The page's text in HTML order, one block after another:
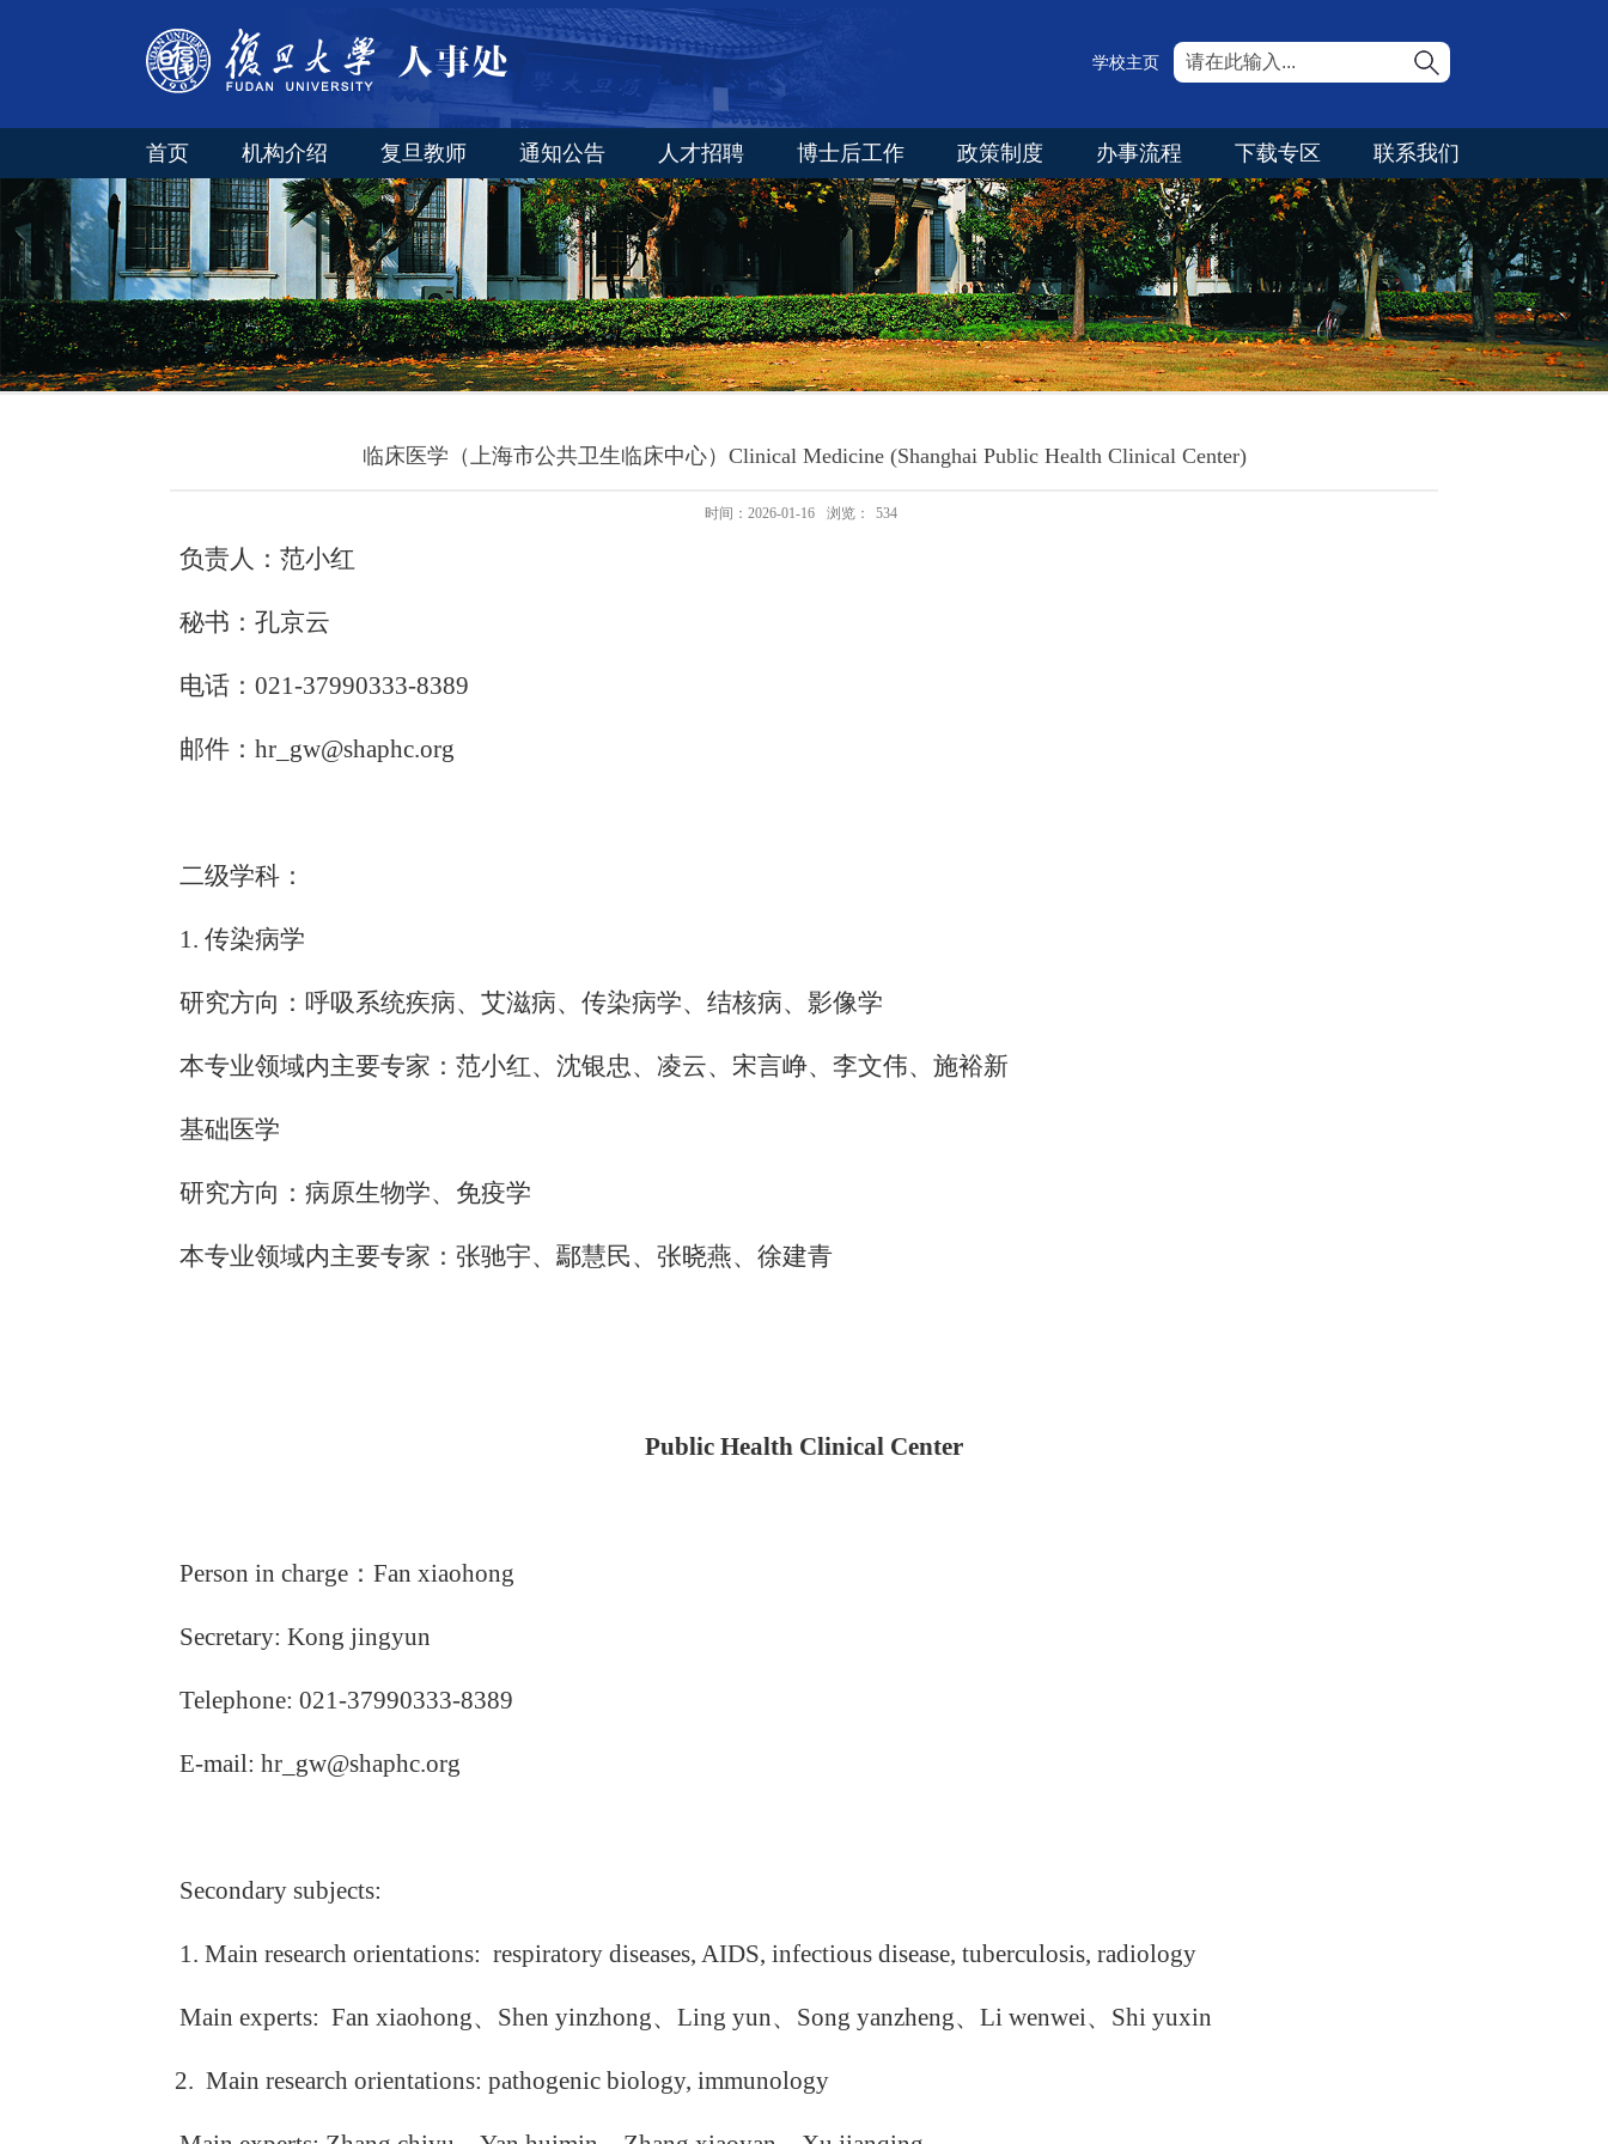
学校主页
首页 机构介绍 复旦教师 通知公告 人才招聘 博士后工作 政策制度 办事流程 下载专区 联系我们
临床医学（上海市公共卫生临床中心）Clinical Medicine (Shanghai Public Health Clinical Center)
时间：2026-01-16 浏览： 534
负责人：范小红
秘书：孔京云
电话： 021-37990333-8389
邮件： hr_gw@shaphc.org
二级学科：
1. 传染病学
研究方向：呼吸系统疾病、艾滋病、传染病学、结核病、影像学
本专业领域内主要专家：范小红、沈银忠、凌云、宋言峥、李文伟、施裕新
基础医学
研究方向：病原生物学、免疫学
本专业领域内主要专家：张驰宇、鄢慧民、张晓燕、徐建青
Public Health Clinical Center
Person in charge ： Fan xiaohong
Secretary: Kong jingyun
Telephone: 021-37990333-8389
E-mail: hr_gw@shaphc.org
Secondary subjects:
1. Main research orientations: respiratory diseases, AIDS, infectious disease, tuberculosis, radiology
Main experts: Fan xiaohong、 Shen yinzhong、 Ling yun、 Song yanzheng、 Li wenwei、 Shi yuxin
2. Main research orientations: pathogenic biology, immunology